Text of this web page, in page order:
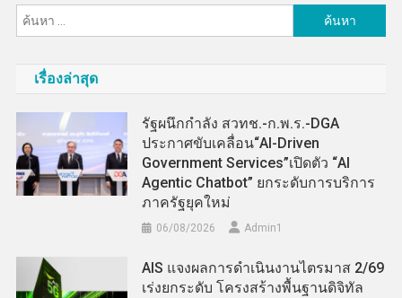
สำหรับ:
เรื่องล่าสุด
รัฐผนึกกำลัง สวทช.-ก.พ.ร.-DGA
ประกาศขับเคลื่อน“AI-Driven
Government Services”เปิดตัว “AI
Agentic Chatbot” ยกระดับการบริการ
ภาครัฐยุคใหม่
06/08/2026 Admin​1
AIS แจงผลการดำเนินงานไตรมาส 2/69
เร่งยกระดับ โครงสร้างพื้นฐานดิจิทัล